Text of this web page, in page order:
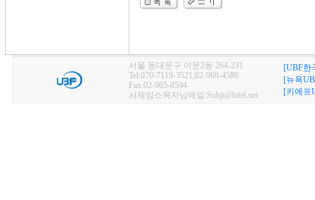
서울 동대문구 이문2동 264-231
Tel:070-7119-3521,02-968-4586
Fax:02-965-8594
서제임스목자님메일:Suhjt@hitel.net
[UBF한
[뉴욕
[키에프